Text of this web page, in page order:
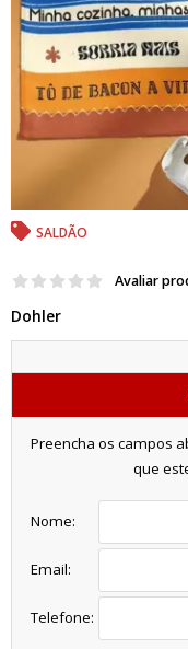
SALDÃO
Avaliar
Dohler
Preencha os campos
que
Nome:
Email:
Telefone: